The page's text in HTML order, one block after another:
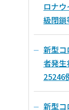
ロナ
級閉鎖
新型コ
者発
25246
新型コ